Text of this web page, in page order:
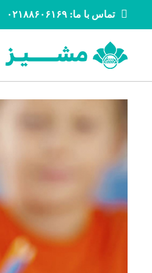
تماس با ما: ۰۲۱۸۸۶۰۶۱۶۹